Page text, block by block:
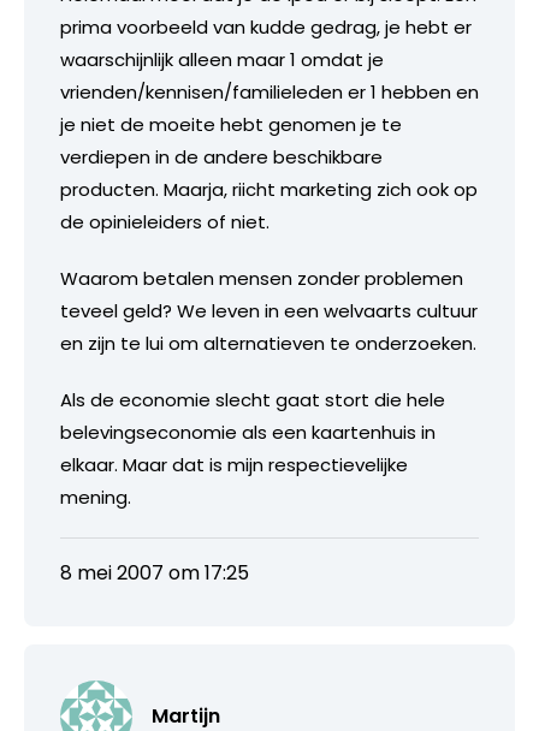
prima voorbeeld van kudde gedrag, je hebt er
waarschijnlijk alleen maar 1 omdat je
vrienden/kennisen/familieleden er 1 hebben en
je niet de moeite hebt genomen je te
verdiepen in de andere beschikbare
producten. Maarja, riicht marketing zich ook op
de opinieleiders of niet.
Waarom betalen mensen zonder problemen
teveel geld? We leven in een welvaarts cultuur
en zijn te lui om alternatieven te onderzoeken.
Als de economie slecht gaat stort die hele
belevingseconomie als een kaartenhuis in
elkaar. Maar dat is mijn respectievelijke
mening.
8 mei 2007 om 17:25
Martijn